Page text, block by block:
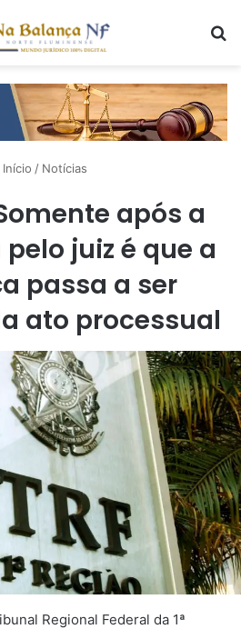
/ Notícias
após a
juiz é que a
passa a ser
ato processual
Regional Federal da 1ª